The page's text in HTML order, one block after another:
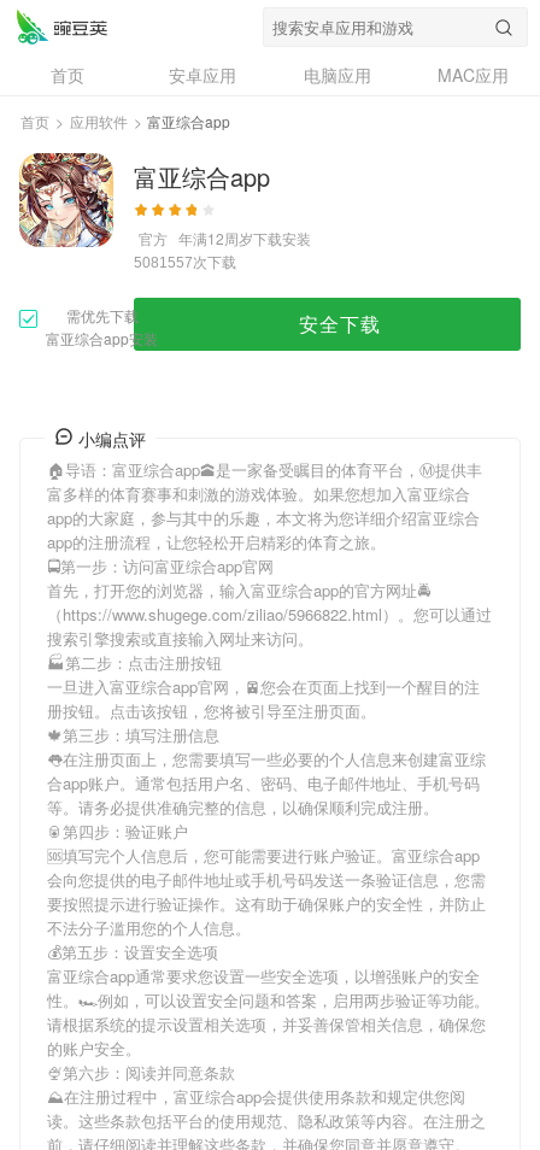
首页 安卓应用 电脑应用
MAC应用
资讯
专题
问答
首页 > 应用软件 > 富亚综合app
富亚综合app
官方 年满12周岁下载安装
5081557次下载
需优先下载
富亚综合app安装
安全下载
小编点评
🏠导语： 富亚综合app🕋是一家备受瞩目的体育平台，Ⓜ提供丰
富多样的体育赛事和刺激的游戏体验。如果您想加入富亚综合
app的大家庭，参与其中的乐趣，本文将为您详细介绍富亚综合
app的注册流程，让您轻松开启精彩的体育之旅。
🚍第一步：访问富亚综合app官网
首先，打开您的浏览器，输入富亚综合app的官方网址🚔
（https://www.shugege.com/ziliao/5966822.html）。您可以通过
搜索引擎搜索或直接输入网址来访问。
🏭第二步：点击注册按钮
一旦进入富亚综合app官网，🚈您会在页面上找到一个醒目的注
册按钮。点击该按钮，您将被引导至注册页面。
🍁第三步：填写注册信息
👅在注册页面上，您需要填写一些必要的个人信息来创建富亚综
合app账户。通常包括用户名、密码、电子邮件地址、手机号码
等。请务必提供准确完整的信息，以确保顺利完成注册。
🥫第四步：验证账户
🆘填写完个人信息后，您可能需要进行账户验证。 富亚综合app
会向您提供的电子邮件地址或手机号码发送一条验证信息，您需
要按照提示进行验证操作。这有助于确保账户的安全性，并防止
不法分子滥用您的个人信息。
💰第五步：设置安全选项
富亚综合app通常要求您设置一些安全选项，以增强账户的安全
性。🏎例如，可以设置安全问题和答案，启用两步验证等功能。
请根据系统的提示设置相关选项，并妥善保管相关信息，确保您
的账户安全。
🍨第六步：阅读并同意条款
⛰在注册过程中， 富亚综合app会提供使用条款和规定供您阅
读。这些条款包括平台的使用规范、隐私政策等内容。在注册之
前，请仔细阅读并理解这些条款，并确保您同意并愿意遵守。